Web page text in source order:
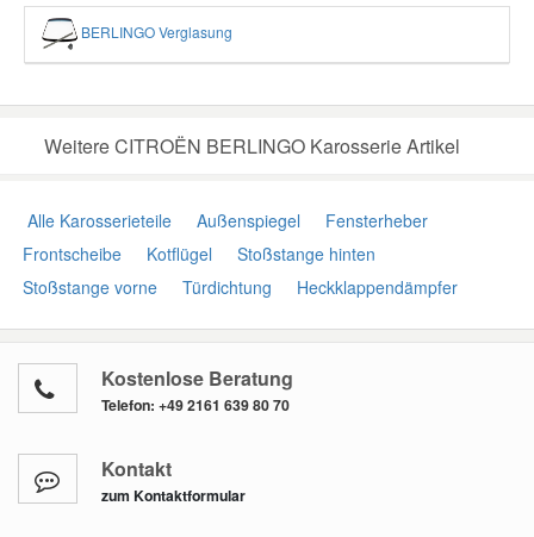
BERLINGO Verglasung
Weitere CITROËN BERLINGO Karosserie Artikel
Alle Karosserieteile Außenspiegel
Fensterheber
Frontscheibe
Kotflügel
Stoßstange hinten
Stoßstange vorne
Türdichtung Heckklappendämpfer
Kostenlose Beratung
Telefon: +49 2161 639 80 70
Kontakt
zum Kontaktformular